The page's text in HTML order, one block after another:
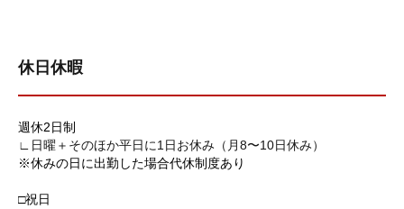
休日休暇
週休2日制
∟日曜＋そのほか平日に1日お休み（月8〜10日休み）
※休みの日に出勤した場合代休制度あり
□祝日